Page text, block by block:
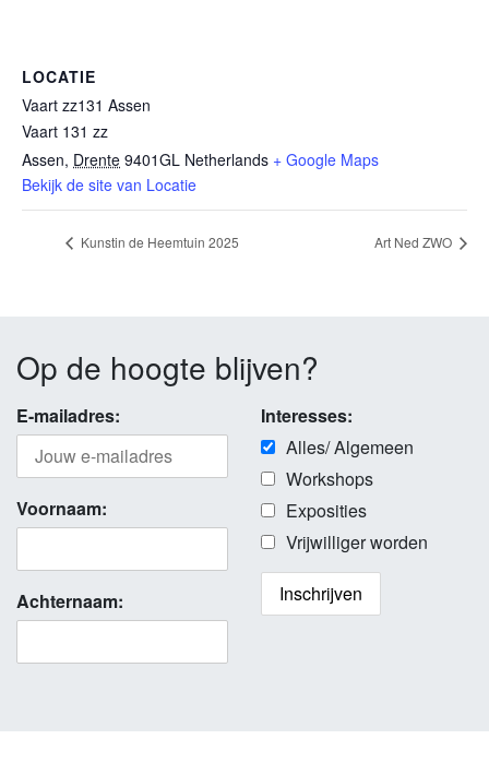
LOCATIE
Vaart zz131 Assen
Vaart 131 zz
Assen, Drente 9401GL Netherlands + Google Maps
Bekijk de site van Locatie
Kunstin de Heemtuin 2025 Art Ned ZWO
Op de hoogte blijven?
E-mailadres:
Voornaam:
Achternaam:
Interesses:
Alles/ Algemeen
Workshops
Exposities
Vrijwilliger worden